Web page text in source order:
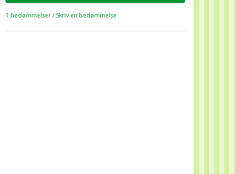
1 bedømmelser/ Skriv en bedømmelse